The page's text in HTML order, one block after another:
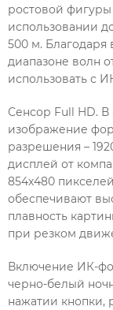
ростовой
использовании
500 м. Благодаря
диапазоне волн
использовать с
Сенсор Full HD. В
изображение
разрешения –
дисплей от
854х480
обеспечивают
плавность
при резком
Включение ИК-
черно-белый
нажатии кнопки,